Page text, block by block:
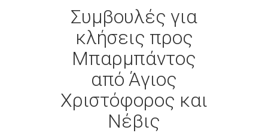
Συμβουλές για
κλήσεις προς
Μπαρμπάντος
από Άγιος
Χριστόφορος και
Νέβις